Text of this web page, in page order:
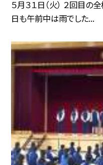
５月３１日（火） ２回目の
日も午前中は雨でした...